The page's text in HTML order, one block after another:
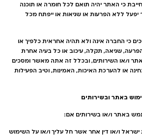
כי האתר יהיה תואם לכל חומרה או תוכנה
ללא הפרעות או שגיאות או ייפתח מכל
כי החברה אינה ולא תהיה אחראית כלפיך או
שגיאה, תקלה, עיכוב או כל בעיה אחרת
ו/או השירותים, ובכלל זה אתה מאשר ומסכים
או להערכת האיכות, האמינות, וטיב הפעילות
באתר ובשירותים
ו/או דין אחר אשר חל עליך ו/או על השימוש